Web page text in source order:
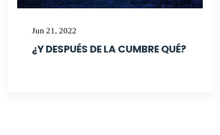
Jun 21, 2022
¿Y DESPUÉS DE LA CUMBRE QUÉ?